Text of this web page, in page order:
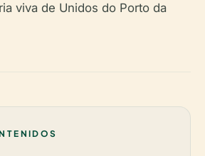
viva de Unidos do Porto da